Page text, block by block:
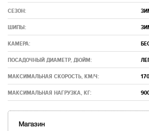
СЕЗОН:
ШИПЫ:
КАМЕРА:
ПОСАДОЧНЫЙ ДИАМЕТР, ДЮЙМ:
МАКСИМАЛЬНАЯ СКОРОСТЬ, КМ/Ч: 170
МАКСИМАЛЬНАЯ НАГРУЗКА, КГ:
Магазин